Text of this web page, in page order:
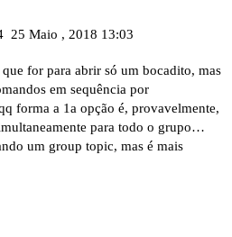
25 Maio , 2018 13:03
for para abrir só um bocadito, mas
em sequência por
forma a 1a opção é, provavelmente,
para todo o grupo…
um group topic, mas é mais